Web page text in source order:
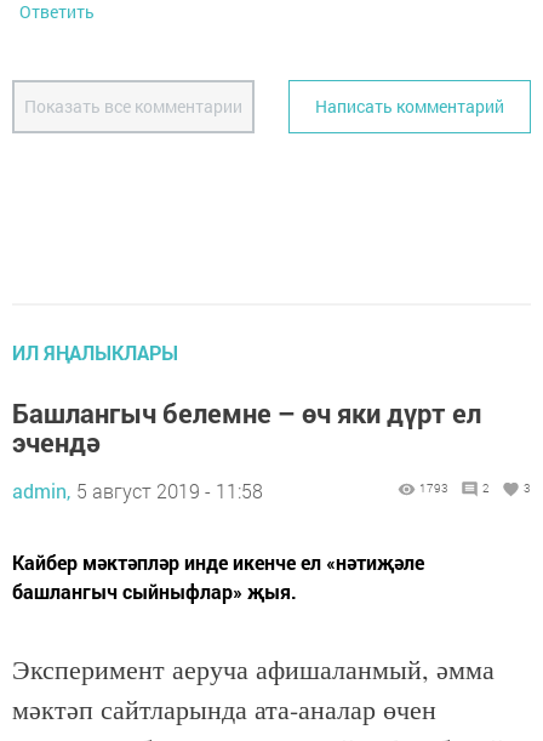
Ответить
Показать все комментарии Написать комментарий
ИЛ ЯҢАЛЫКЛАРЫ
Башлангыч белемне – өч яки дүрт ел
эчендә
admin, 5 август 2019 - 11:58 1793 2 3
Кайбер мәктәпләр инде икенче ел «нәтиҗәле
башлангыч сыйныфлар» җыя.
Эксперимент аеруча афишаланмый, әмма
мәктәп сайтларында ата-аналар өчен